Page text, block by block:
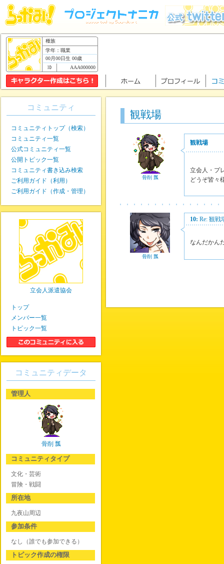
種族
学年：職業
00月00日生 00歳
AAA000000
観戦場
骨削 瓢
観戦場
立会人・プ
どうぞ皆々
骨削 瓢
10: Re: 観戦
なんだかん
コミュニティ
コミュニティトップ（検索）
コミュニティ一覧
公式コミュニティ一覧
公開トピック一覧
コミュニティ書き込み検索
ご利用ガイド（利用）
ご利用ガイド（作成・管理）
立会人派遣協会
トップ
メンバー一覧
トピック一覧
コミュニティデータ
管理人
骨削 瓢
コミュニティタイプ
文化・芸術
冒険・戦闘
所在地
九夜山周辺
参加条件
なし（誰でも参加できる）
トピック作成の権限